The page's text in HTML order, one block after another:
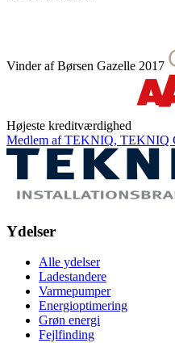
Vinder af Børsen Gazelle 2017
Højeste kreditværdighed
Medlem af TEKNIQ, TEKNIQ
Ydelser
Alle ydelser
Ladestandere
Varmepumper
Energioptimering
Grøn energi
Fejlfinding